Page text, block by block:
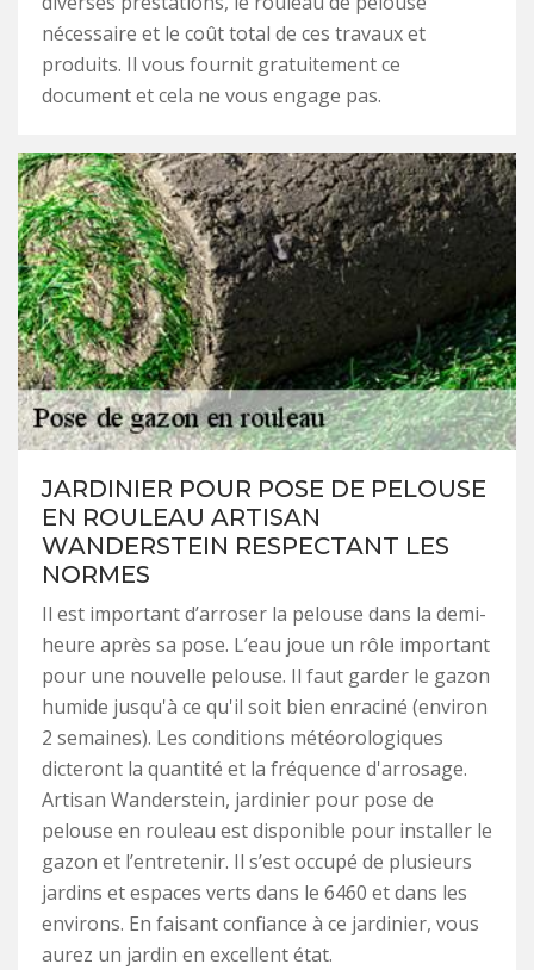
nécessaire et le coût total de ces travaux et
produits. Il vous fournit gratuitement ce
document et cela ne vous engage pas.
JARDINIER POUR POSE DE PELOUSE
EN ROULEAU ARTISAN
WANDERSTEIN RESPECTANT LES
NORMES
Il est important d’arroser la pelouse dans la demi-
heure après sa pose. L’eau joue un rôle important
pour une nouvelle pelouse. Il faut garder le gazon
humide jusqu'à ce qu'il soit bien enraciné (environ
2 semaines). Les conditions météorologiques
dicteront la quantité et la fréquence d'arrosage.
Artisan Wanderstein, jardinier pour pose de
pelouse en rouleau est disponible pour installer le
gazon et l’entretenir. Il s’est occupé de plusieurs
jardins et espaces verts dans le 6460 et dans les
environs. En faisant confiance à ce jardinier, vous
aurez un jardin en excellent état.